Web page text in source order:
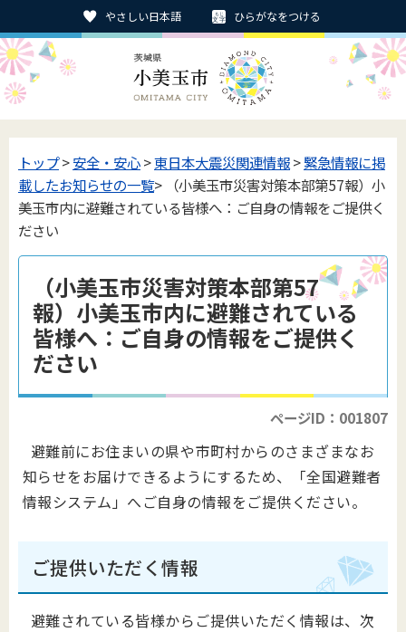
やさしい日本語 ひらがなをつける
トップ>安全・安心>東日本大震災関連情報>緊急情報に掲
載したお知らせの一覧> （小美玉市災害対策本部第57報）小
美玉市内に避難されている皆様へ：ご自身の情報をご提供く
ださい
（小美玉市災害対策本部第57
報）小美玉市内に避難されている
皆様へ：ご自身の情報をご提供く
ださい
ページID：001807
避難前にお住まいの県や市町村からのさまざまなお
知らせをお届けできるようにするため、「全国避難者
情報システム」へご自身の情報をご提供ください。
ご提供いただく情報
避難されている皆様からご提供いただく情報は、次